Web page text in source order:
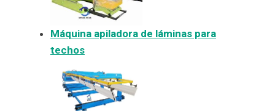
Máquina apiladora de láminas para
techos